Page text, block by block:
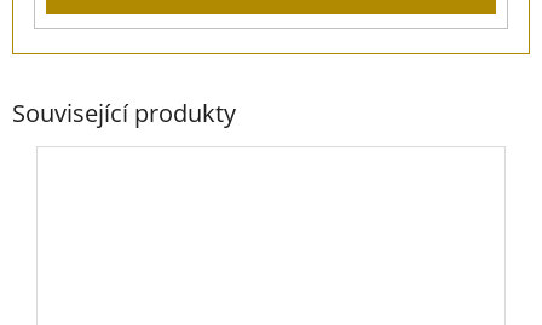
Související produkty